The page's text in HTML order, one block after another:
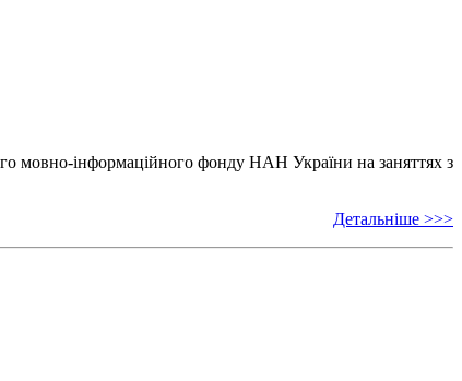
мовно-інформаційного фонду НАН України на заняттях з
Детальніше >>>